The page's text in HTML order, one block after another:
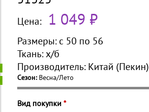
Цена: 1 049 ₽
Размеры: с 50 по 56
Ткань:х/б
Производитель: Китай (Пекин)
Сезон: Весна/Лето
Вид покупки *